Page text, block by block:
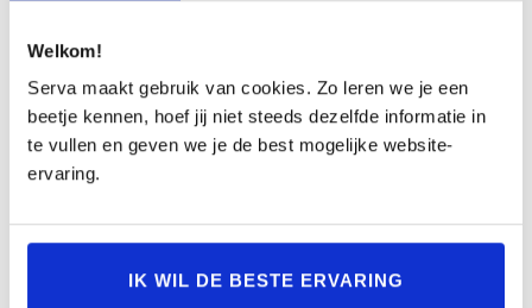
Welkom!
Serva maakt gebruik van cookies. Zo leren we je een
beetje kennen, hoef jij niet steeds dezelfde informatie in
te vullen en geven we je de best mogelijke website-
ervaring.
IK WIL DE BESTE ERVARING
Download brochure
Download de brochure / prijslijst van de Volvo
XC40.
VRAAG AAN